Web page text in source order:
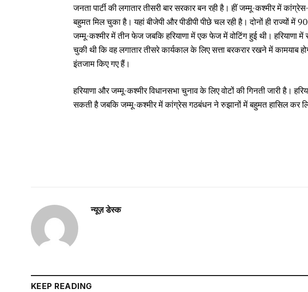
जनता पार्टी की लगातार तीसरी बार सरकार बन रही है। हीं जम्मू-कश्मीर में
बहुमत मिल चुका है। यहां बीजेपी और पीडीपी पीछे चल रही है। दोनों ही राज्यों में
जम्मू-कश्मीर में तीन फेज जबकि हरियाणा में एक फेज में वोटिंग हुई थी। हरियाणा में
चुकी थी कि वह लगातार तीसरे कार्यकाल के लिए सत्ता बरकरार रखने में कामयाब
इंतजाम किए गए हैं।
हरियाणा और जम्मू-कश्मीर विधानसभा चुनाव के लिए वोटों की गिनती जारी है।
सकती है जबकि जम्मू-कश्मीर में कांग्रेस गठबंधन ने रुझानों में बहुमत हासिल कर
न्यूज़ डेस्क
KEEP READING